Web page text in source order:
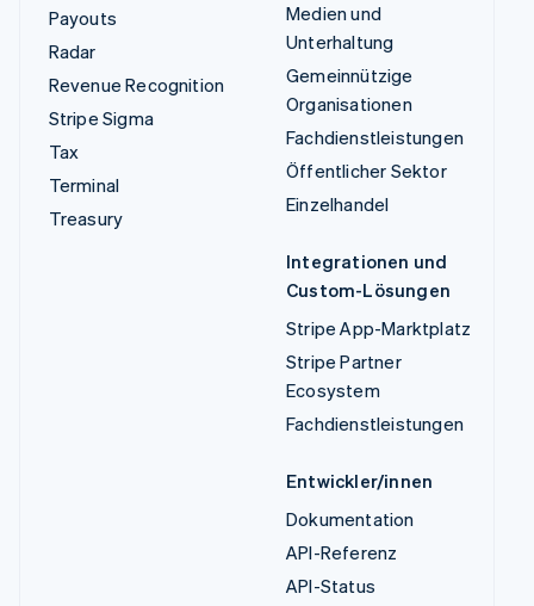
Payouts
Radar
Revenue Recognition
Stripe Sigma
Tax
Terminal
Treasury
Medien und
Unterhaltung
Gemeinnützige
Organisationen
Fachdienstleistungen
Öffentlicher Sektor
Einzelhandel
Integrationen und
Custom-Lösungen
Stripe App-Marktplatz
Stripe Partner
Ecosystem
Fachdienstleistungen
Entwickler/innen
Dokumentation
API-Referenz
API-Status